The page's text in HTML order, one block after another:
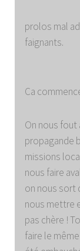
prolos mal
faignants.
Ca
On nous fout
propagande
missions
nous faire
on nous sort
nous mettre
pas chère !
faire le